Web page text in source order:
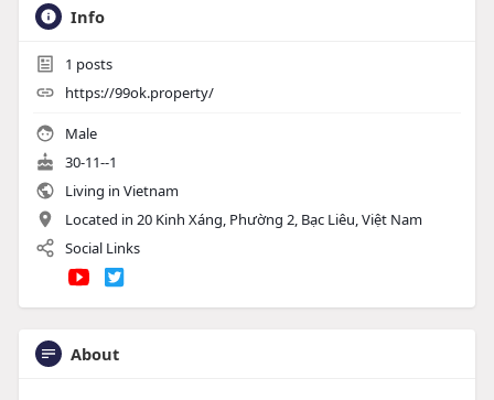
Info
1 posts
https://99ok.property/
Male
30-11--1
Living in Vietnam
Located in 20 Kinh Xáng, Phường 2, Bạc Liêu, Việt Nam
Social Links
About